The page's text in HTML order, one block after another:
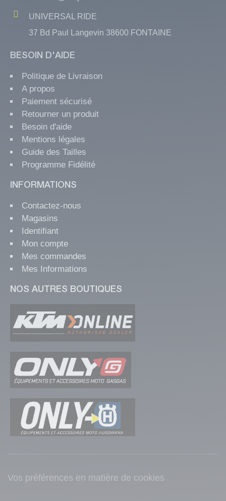
UNIVERSAL RIDE
37 Bd Paul Langevin 38600 FONTAINE
BESOIN D'AIDE
Politique de Livraison
A propos
Paiement sécurisé
Retourner un produit
Besoin d'aide
Mentions légales
Guide des Tailles
Programme Fidélité
INFORMATIONS
Contactez-nous
Magasins
Identifiant
Mon compte
Mes commandes
Mes Informations
NOS AUTRES BOUTIQUES
Vos préférences en matière de cookies